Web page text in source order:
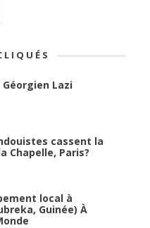
Lazi
cassent la
Chapelle, Paris?
local à
Guinée) À